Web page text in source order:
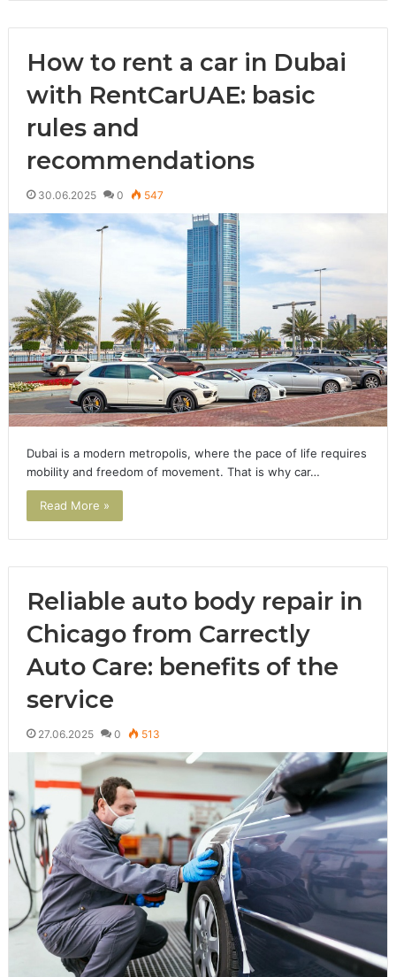
How to rent a car in Dubai
with RentCarUAE: basic
rules and
recommendations
30.06.2025 0 547
Dubai is a modern metropolis, where the pace of life requires
mobility and freedom of movement. That is why car…
Read More »
Reliable auto body repair in
Chicago from Carrectly
Auto Care: benefits of the
service
27.06.2025 0 513